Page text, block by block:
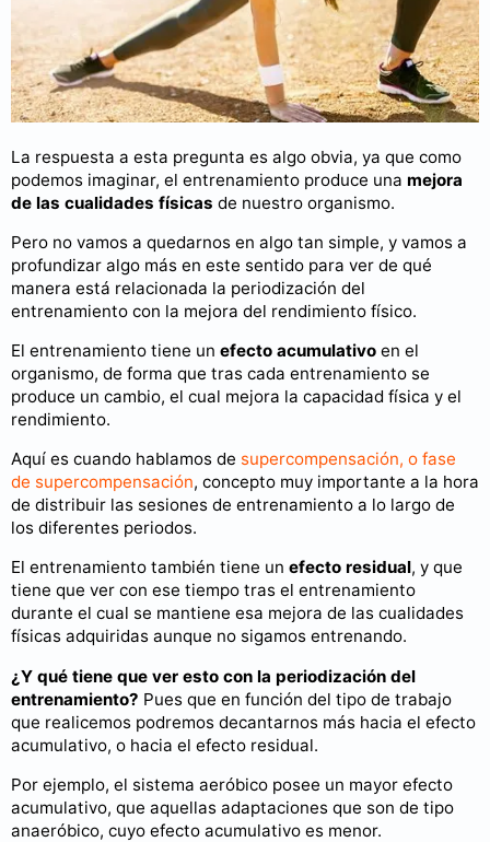
La respuesta a esta pregunta es algo obvia, ya que como
podemos imaginar, el entrenamiento produce una mejora
de las cualidades físicas de nuestro organismo.
Pero no vamos a quedarnos en algo tan simple, y vamos a
profundizar algo más en este sentido para ver de qué
manera está relacionada la periodización del
entrenamiento con la mejora del rendimiento físico.
El entrenamiento tiene un efecto acumulativo en el
organismo, de forma que tras cada entrenamiento se
produce un cambio, el cual mejora la capacidad física y el
rendimiento.
Aquí es cuando hablamos de supercompensación, o fase
de supercompensación, concepto muy importante a la hora
de distribuir las sesiones de entrenamiento a lo largo de
los diferentes periodos.
El entrenamiento también tiene un efecto residual, y que
tiene que ver con ese tiempo tras el entrenamiento
durante el cual se mantiene esa mejora de las cualidades
físicas adquiridas aunque no sigamos entrenando.
¿Y qué tiene que ver esto con la periodización del
entrenamiento? Pues que en función del tipo de trabajo
que realicemos podremos decantarnos más hacia el efecto
acumulativo, o hacia el efecto residual.
Por ejemplo, el sistema aeróbico posee un mayor efecto
acumulativo, que aquellas adaptaciones que son de tipo
anaeróbico, cuyo efecto acumulativo es menor.